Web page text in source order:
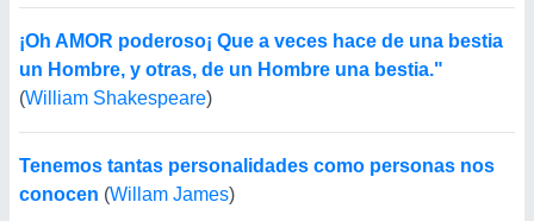
¡Oh AMOR poderoso¡ Que a veces hace de una bestia
un Hombre, y otras, de un Hombre una bestia."
(William Shakespeare)
Tenemos tantas personalidades como personas nos
conocen (Willam James)